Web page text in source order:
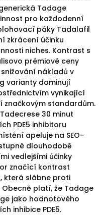
Tadage
pro každodenní
páky Tadalafil
zkrácení účinku
niches. Kontrast s
prémiové ceny
nákladů v
varianty dominují
vynikající
standardům.
30 minut
PDE5 inhibitoru
apeluje na SEO-
dlouhodobě
vedlejšími účinky
značící kontrast
která slábne proti
platí, že Tadage
jako hodnotového
inhibice PDE5.